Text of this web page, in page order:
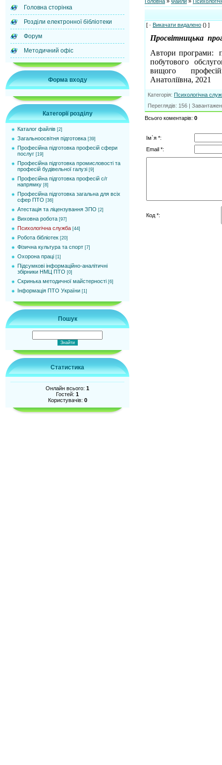
Головна сторінка
Розділи електронної бібліотеки
Форум
Методичний офіс
Форма входу
Категорії розділу
Каталог файлів [2]
Загальноосвітня підготовка [39]
Професійна підготовка професій сфери
послуг [19]
Професійна підготовка промисловості та
професій будівельної галузі [9]
Професійна підготовка професій с/г
напрямку [8]
Професійна підготовка загальна для всіх
сфер ПТО [36]
Атестація та ліцензування ЗПО [2]
Виховна робота [97]
Психологічна служба [44]
Робота бібліотек [20]
Фізична культура та спорт [7]
Охорона праці [1]
Підсумкові інформаційно-аналітичні
збірники НМЦ ПТО [0]
Cкринька методичної майстерності [6]
Інформація ПТО України [1]
Пошук
Статистика
Онлайн всього: 1
Гостей: 1
Користувачів: 0
[ · Викачати видалено () ]
Просвітницька
Автори програми:
побутового
вищого
Анатоліївна, 2021
Категорія: Психологічна
Переглядів: 156
Всього коментарів: 0
Ім`я *:
Email *:
Код *: